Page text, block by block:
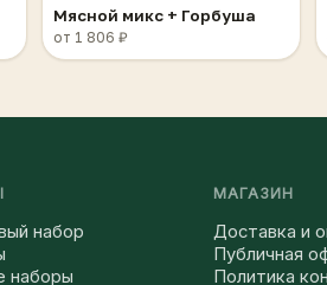
Мясной микс + Горбуша
от 1 806 ₽
набор
наборы
МАГАЗИН
Доставка и
Публичная
Политика